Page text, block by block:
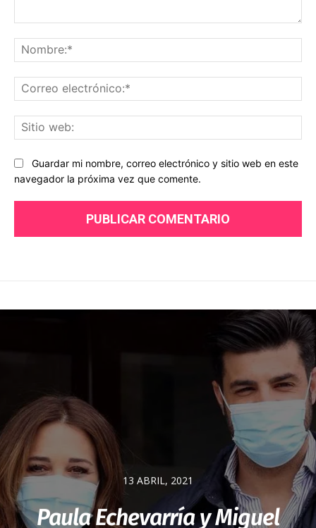
Guardar mi nombre, correo electrónico y sitio web en este
navegador la próxima vez que comente.